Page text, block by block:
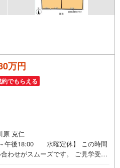
万円
でもらえる
原 克仁
～午後18:00 水曜定休】 この時間
わせがスムーズです。 ご見学受